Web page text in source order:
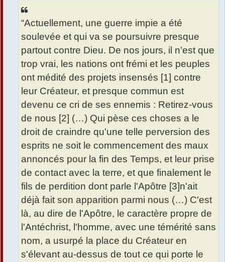
“Actuellement, une guerre impie a été
soulevée et qui va se poursuivre presque
partout contre Dieu. De nos jours, il n'est que
trop vrai, les nations ont frémi et les peuples
ont médité des projets insensés [1] contre
leur Créateur, et presque commun est
devenu ce cri de ses ennemis : Retirez-vous
de nous [2] (…) Qui pèse ces choses a le
droit de craindre qu'une telle perversion des
esprits ne soit le commencement des maux
annoncés pour la fin des Temps, et leur prise
de contact avec la terre, et que finalement le
fils de perdition dont parle l'Apôtre [3]n'ait
déjà fait son apparition parmi nous (…) C'est
là, au dire de l'Apôtre, le caractère propre de
l'Antéchrist, l'homme, avec une témérité sans
nom, a usurpé la place du Créateur en
s'élevant au-dessus de tout ce qui porte le